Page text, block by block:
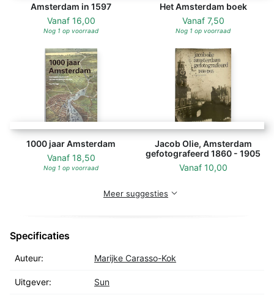
Amsterdam in 1597
Vanaf 16,00
Nog 1 op voorraad
Het Amsterdam boek
Vanaf 7,50
Nog 1 op voorraad
1000 jaar Amsterdam
Vanaf 18,50
Nog 1 op voorraad
Jacob Olie, Amsterdam
gefotografeerd 1860 - 1905
Vanaf 10,00
Meer suggesties
Specificaties
Auteur: Marijke Carasso-Kok
Uitgever: Sun